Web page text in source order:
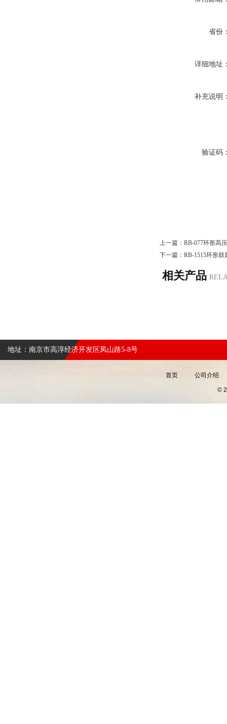
省份
详细地址
补充说明
验证码
上一篇： RB-077环形高
下一篇： RB-1515环形鼓
相关产品
地址：南京市高淳经济开发区凤山路5-8号
首页 公司介绍
©